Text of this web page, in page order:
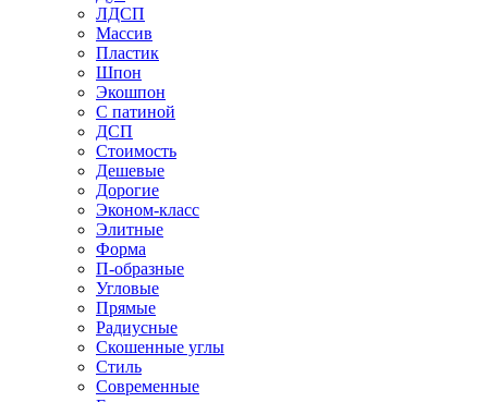
ЛДСП
Массив
Пластик
Шпон
Экошпон
С патиной
ДСП
Стоимость
Дешевые
Дорогие
Эконом-класс
Элитные
Форма
П-образные
Угловые
Прямые
Радиусные
Скошенные углы
Стиль
Современные